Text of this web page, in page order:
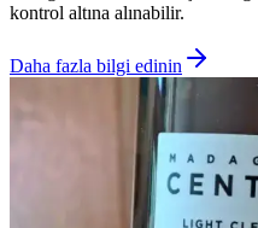
kontrol altına alınabilir.
Daha fazla bilgi edinin